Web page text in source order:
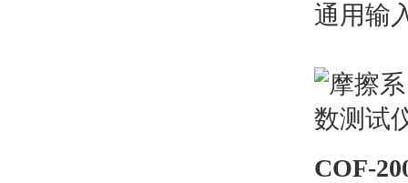
通用输
COF-